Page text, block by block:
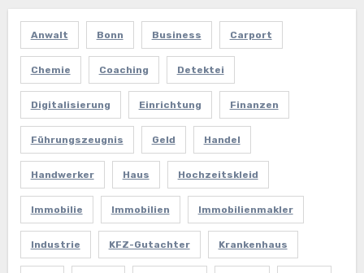
Anwalt Bonn Business Carport
Chemie Coaching Detektei
Digitalisierung Einrichtung Finanzen
Führungszeugnis Geld Handel
Handwerker Haus Hochzeitskleid
Immobilie Immobilien Immobilienmakler
Industrie KFZ-Gutachter Krankenhaus